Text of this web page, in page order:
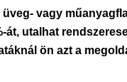
vagy
át, utalhat
ön azt a